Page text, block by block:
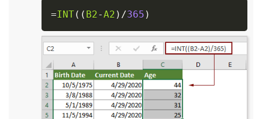
=INT( ( B2-A2 ) /365 )